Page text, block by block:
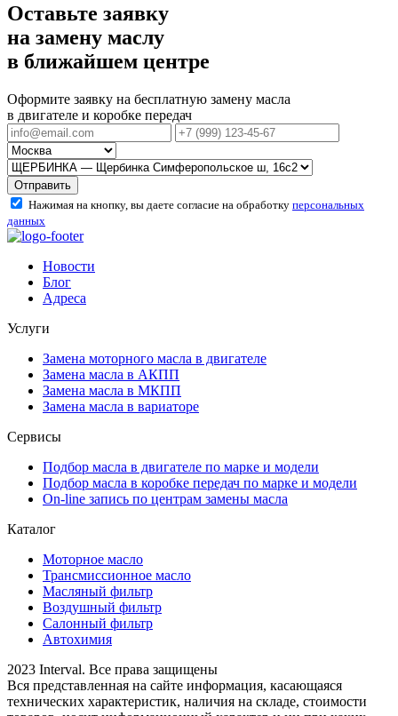
Оставьте заявку
на замену маслу
в ближайшем центре
Оформите заявку на бесплатную замену масла
в двигателе и коробке передач
Отправить
Нажимая на кнопку, вы даете согласие на обработку персональных
данных
Новости
Блог
Адреса
Услуги
Замена моторного масла в двигателе
Замена масла в АКПП
Замена масла в МКПП
Замена масла в вариаторе
Сервисы
Подбор масла в двигателе по марке и модели
Подбор масла в коробке передач по марке и модели
On-line запись по центрам замены масла
Каталог
Моторное масло
Трансмиссионное масло
Масляный фильтр
Воздушный фильтр
Салонный фильтр
Автохимия
2023 Interval. Все права защищены
Вся представленная на сайте информация, касающаяся
технических характеристик, наличия на складе, стоимости